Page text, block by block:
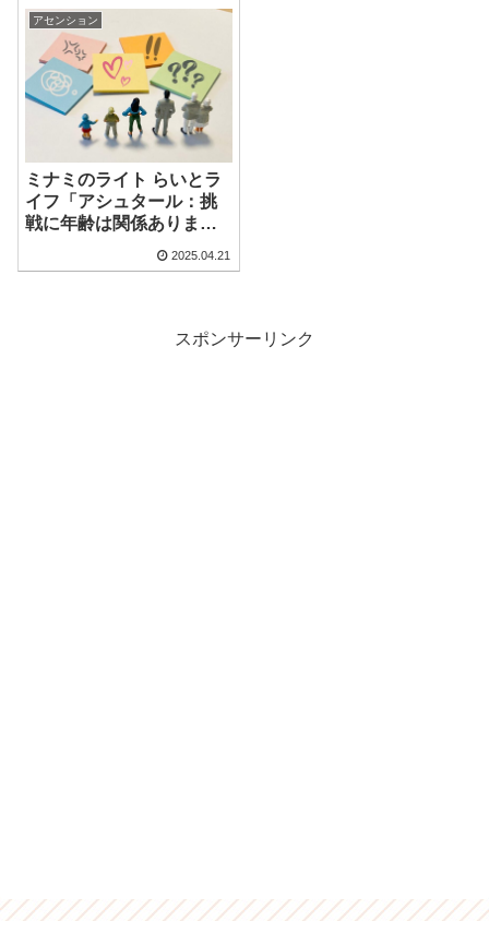
アセンション
ミナミのライト らいとラ
イフ「アシュタール：挑
戦に年齢は関係ありませ
2025.04.21
スポンサーリンク